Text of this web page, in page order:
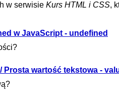
w serwisie Kurs HTML i CSS,
w JavaScript - undefined
wartość tekstowa -